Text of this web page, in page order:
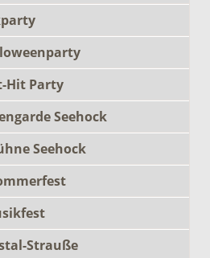
Hit Party
Seehock
Seehock
Strauße